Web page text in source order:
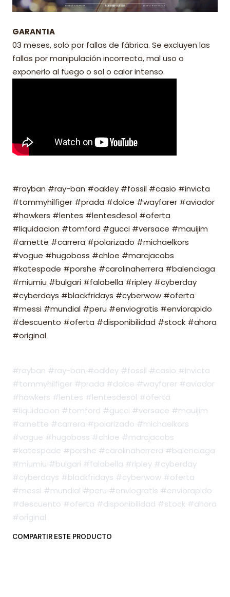
GARANTIA
03 meses, solo por fallas de fábrica. Se excluyen las
fallas por manipulación incorrecta, mal uso o
exponerlo al fuego o sol o calor intenso.
#rayban #ray-ban #oakley #fossil #casio #invicta
#tommyhilfiger #prada #dolce #wayfarer #aviador
#hawkers #lentes #lentesdesol #oferta
#liquidacion #tomford #gucci #versace #mauijim
#arnette #carrera #polarizado #michaelkors
#vogue #hugoboss #chloe #marcjacobs
#katespade #porshe #carolinaherrera #balenciaga
#miumiu #bulgari #falabella #ripley #cyberday
#cyberdays #blackfridays #cyberwow #oferta
#messi #mundial #peru #enviogratis #enviorapido
#descuento #oferta #disponibilidad #stock #ahora
#original
#rayban #ray-ban #oakley #fossil #casio #invicta
#tommyhilfiger #prada #dolce #wayfarer #aviador
#hawkers #lentes #lentesdesol #oferta
#liquidacion #tomford #gucci #versace #mauijim
#arnette #carrera #polarizado #michaelkors
#vogue #hugoboss #chloe #marcjacobs
#katespade #porshe #carolinaherrera #balenciaga
#miumiu #bulgari #falabella #ripley #cyberday
#cyberdays #blackfridays #cyberwow #oferta
#messi #mundial #peru #enviogratis #enviorapido
#descuento #oferta #disponibilidad #stock #ahora
#original
COMPARTIR ESTE PRODUCTO